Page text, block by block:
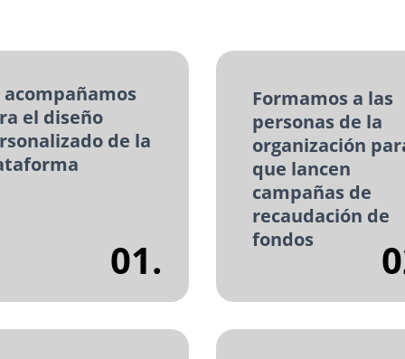
acompañamos
el diseño
de la
01.
Formamos a las
personas de la
organización
que lancen
campañas de
recaudación de
fondos